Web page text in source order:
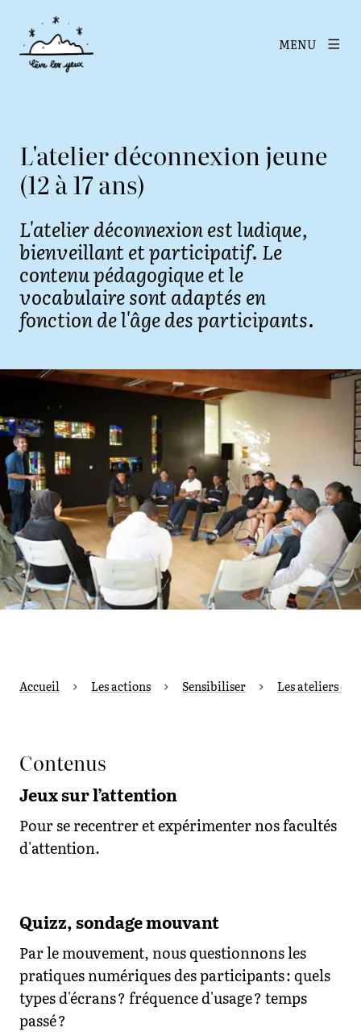
MENU
L'atelier déconnexion jeune
(12 à 17 ans)
L'atelier déconnexion est ludique,
bienveillant et participatif. Le
contenu pédagogique et le
vocabulaire sont adaptés en
fonction de l'âge des participants.
Agrandir l'image
Accueil Les actions Sensibiliser Les ateliers de
Contenus
Jeux sur l’attention
Pour se recentrer et expérimenter nos facultés
d'attention.
Quizz, sondage mouvant
Par le mouvement, nous questionnons les
pratiques numériques des participants : quels
types d'écrans ? fréquence d'usage ? temps
passé ?